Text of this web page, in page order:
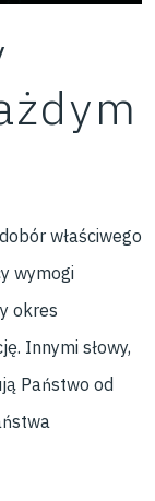
właściwego
wymogi
okres
Innymi słowy,
Państwo od